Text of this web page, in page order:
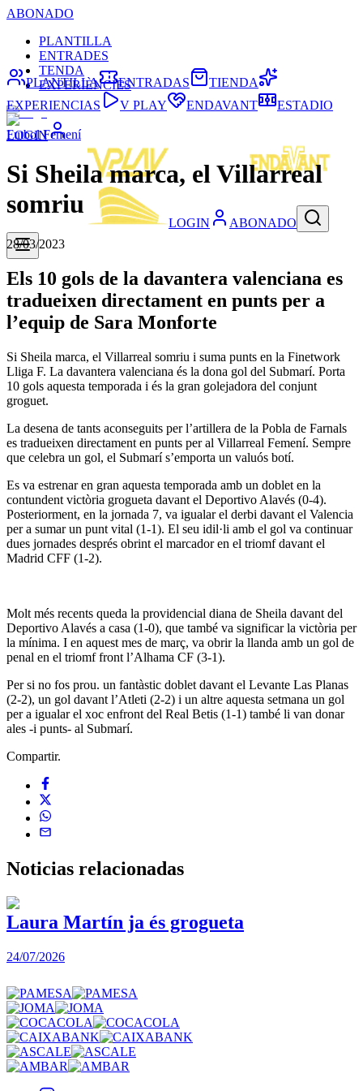
ABONADO
PLANTILLA
ENTRADES
TENDA
EXPERIÈNCIES
LOGIN
LOGIN ABONADO
PLANTILLA ENTRADAS
TIENDA
EXPERIENCIAS
V PLAY ENDAVANT ESTADIO
Futbol Femení
Si Sheila marca, el Villarreal
somriu
28/03/2023
Els 10 gols de la davantera valenciana es
tradueixen directament en punts per a
l’equip de Sara Monforte
Si Sheila marca, el Villarreal somriu i suma punts en la Finetwork
Lliga F. La davantera valenciana és la dona gol del Submarí. Porta
10 gols aquesta temporada i és la gran golejadora del conjunt
groguet.
La desena de tants aconseguits per l’artillera de la Pobla de Farnals
es tradueixen directament en punts per al Villarreal Femení. Sempre
que celebra un gol, el Submarí s’emporta un valuós botí.
Es va estrenar en gran aquesta temporada amb un doblet en la
contundent victòria grogueta davant el Deportivo Alavés (0-4).
Posteriorment, en la jornada 7, va igualar el derbi davant el Valencia
per a sumar un punt vital (1-1). El seu idil·li amb el gol va continuar
dues jornades després obrint el marcador en el triomf davant el
Madrid CFF (1-2).
Molt més recents queda la providencial diana de Sheila davant del
Deportivo Alavés a casa (1-0), que també va significar la victòria per
la mínima. I en aquest mes de març, va obrir la llanda amb un gol de
penal en el triomf front l’Alhama CF (3-1).
Per si no fos prou. un fantàstic doblet davant el Levante Las Planas
(2-2), un gol davant l’Atleti (2-2) i un altre aquesta setmana un gol
per a igualar el xoc enfront del Real Betis (1-1) també li van donar
ales -i punts- al Submarí.
Compartir.
Noticias relacionadas
Laura Martín ja és grogueta
24/07/2026